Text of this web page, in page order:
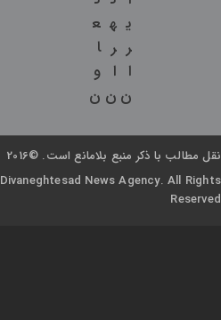
ی
ر
ا
ن
ه
ر
ا
ن
ع
ا
و
ن
نقل مطالب با ذکر منبع بلامانع است. ©2016
Divaneghtesad News Agency. All Rights
Reserved